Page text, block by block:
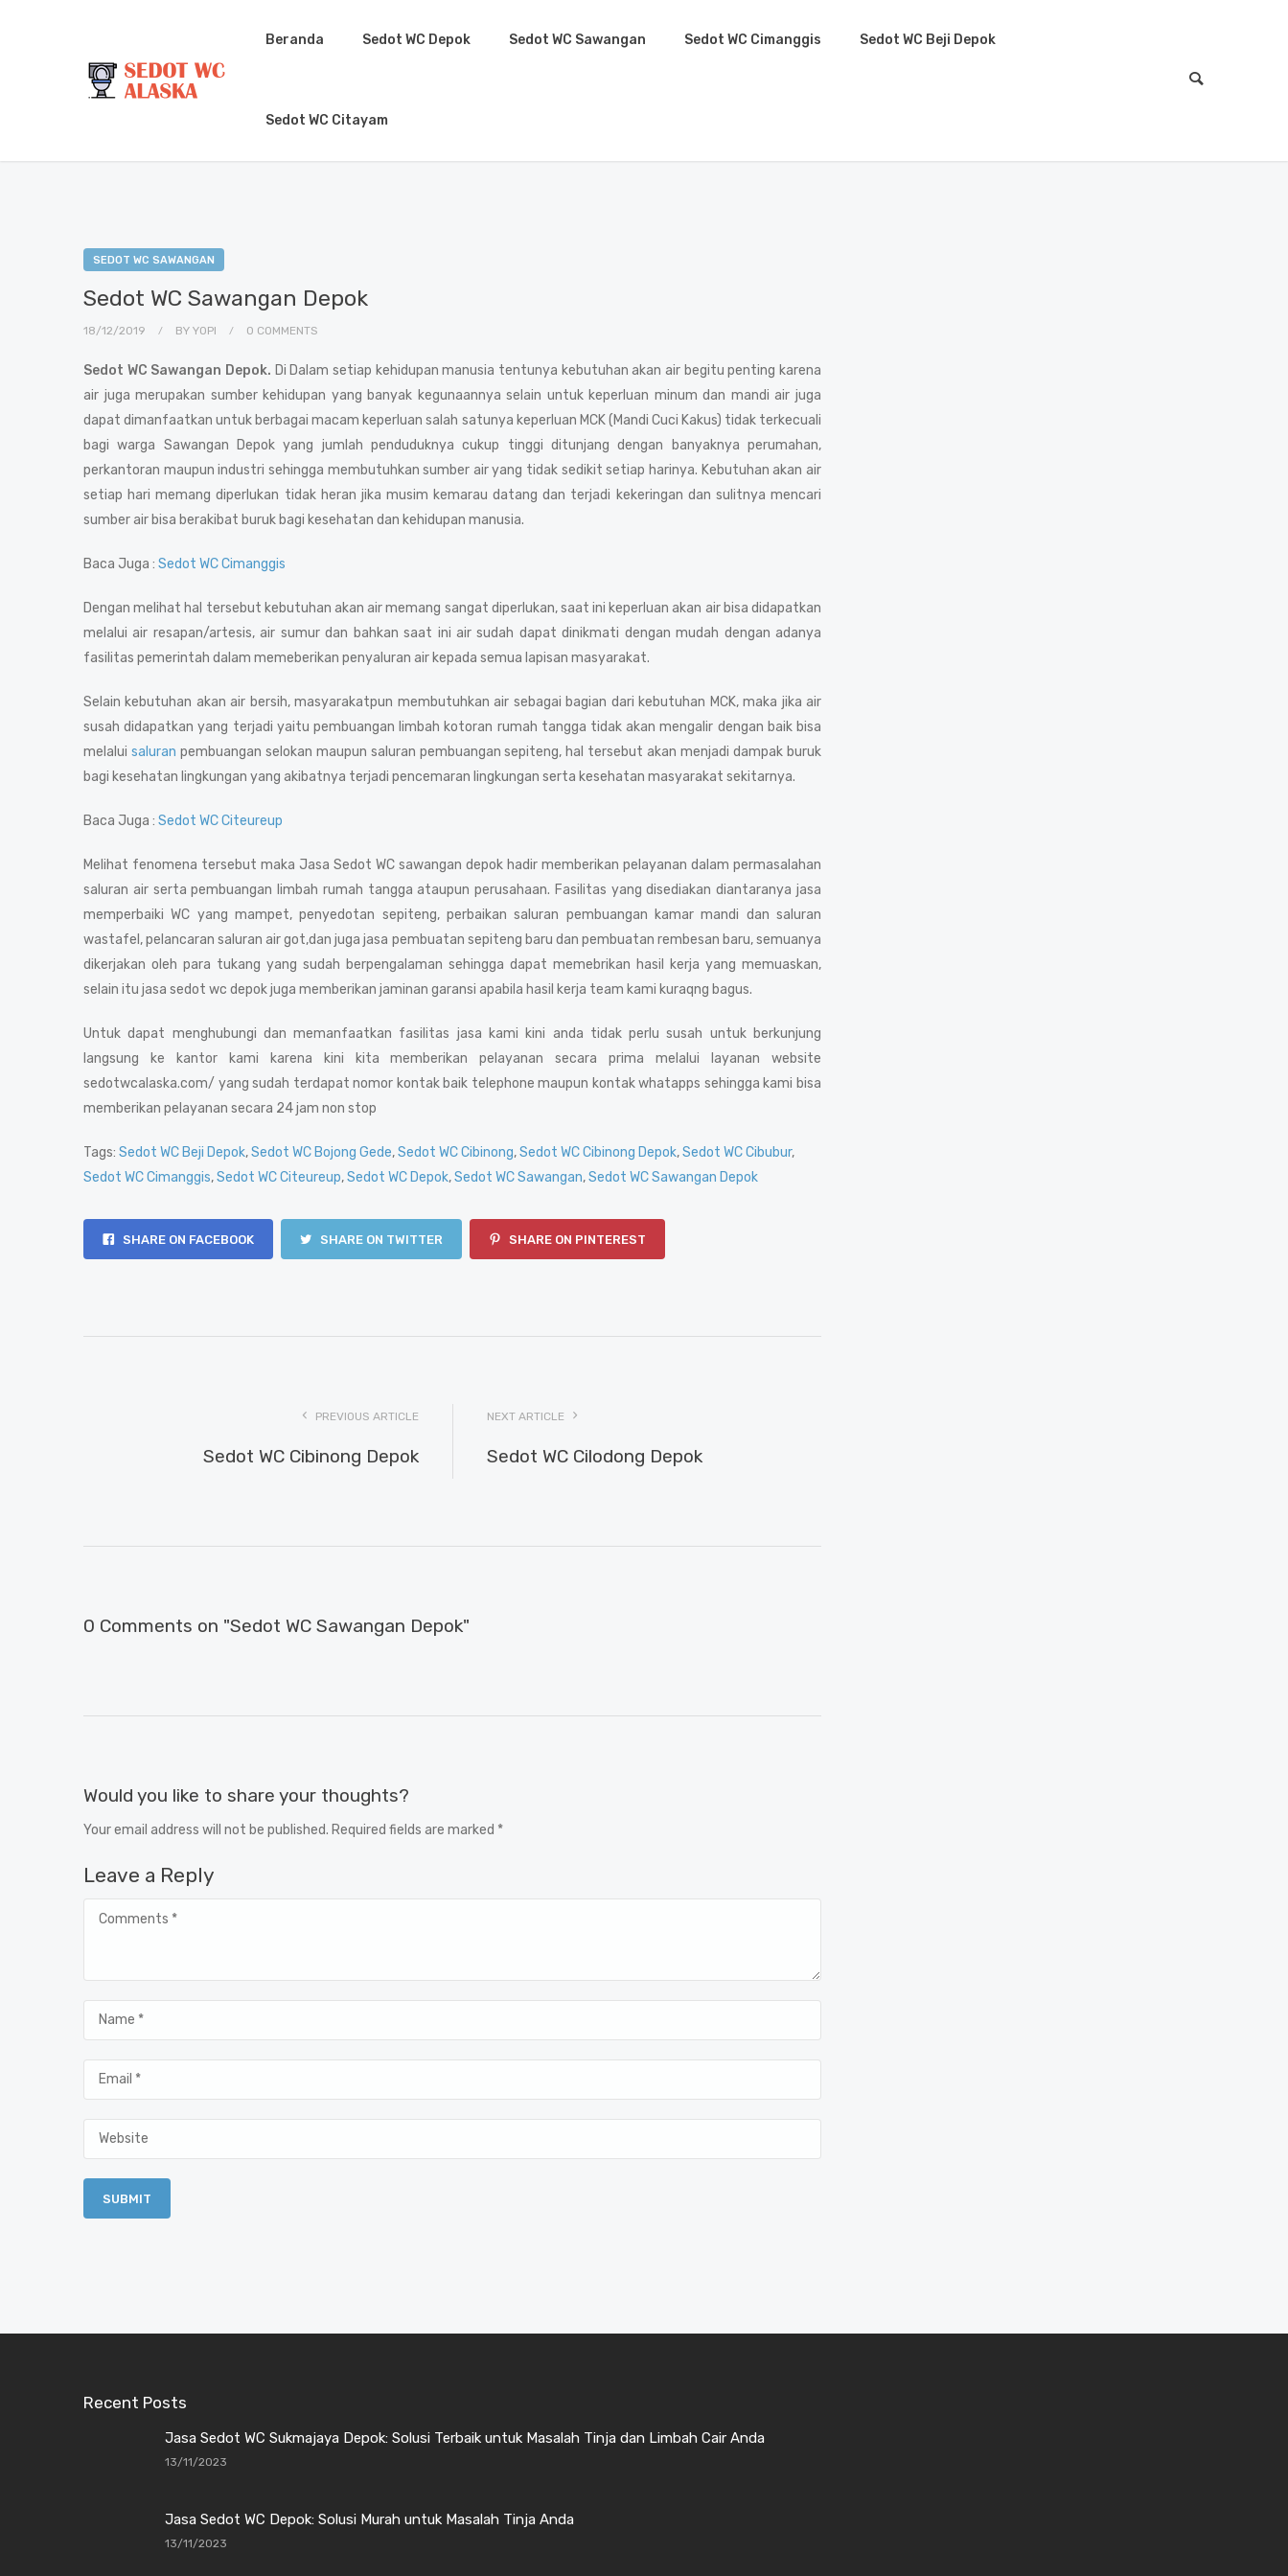
Beranda Sedot WC Depok Sedot WC Sawangan Sedot WC Cimanggis Sedot WC Beji Depok
Sedot WC Citayam
SEDOT WC SAWANGAN
Sedot WC Sawangan Depok
18/12/2019 BY YOPI 0 COMMENTS
Sedot WC Sawangan Depok. Di Dalam setiap kehidupan manusia tentunya kebutuhan akan air begitu penting karena
air juga merupakan sumber kehidupan yang banyak kegunaannya selain untuk keperluan minum dan mandi air juga
dapat dimanfaatkan untuk berbagai macam keperluan salah satunya keperluan MCK (Mandi Cuci Kakus) tidak terkecuali
bagi warga Sawangan Depok yang jumlah penduduknya cukup tinggi ditunjang dengan banyaknya perumahan,
perkantoran maupun industri sehingga membutuhkan sumber air yang tidak sedikit setiap harinya. Kebutuhan akan air
setiap hari memang diperlukan tidak heran jika musim kemarau datang dan terjadi kekeringan dan sulitnya mencari
sumber air bisa berakibat buruk bagi kesehatan dan kehidupan manusia.
Baca Juga : Sedot WC Cimanggis
Dengan melihat hal tersebut kebutuhan akan air memang sangat diperlukan, saat ini keperluan akan air bisa didapatkan
melalui air resapan/artesis, air sumur dan bahkan saat ini air sudah dapat dinikmati dengan mudah dengan adanya
fasilitas pemerintah dalam memeberikan penyaluran air kepada semua lapisan masyarakat.
Selain kebutuhan akan air bersih, masyarakatpun membutuhkan air sebagai bagian dari kebutuhan MCK, maka jika air
susah didapatkan yang terjadi yaitu pembuangan limbah kotoran rumah tangga tidak akan mengalir dengan baik bisa
melalui saluran pembuangan selokan maupun saluran pembuangan sepiteng, hal tersebut akan menjadi dampak buruk
bagi kesehatan lingkungan yang akibatnya terjadi pencemaran lingkungan serta kesehatan masyarakat sekitarnya.
Baca Juga : Sedot WC Citeureup
Melihat fenomena tersebut maka Jasa Sedot WC sawangan depok hadir memberikan pelayanan dalam permasalahan
saluran air serta pembuangan limbah rumah tangga ataupun perusahaan. Fasilitas yang disediakan diantaranya jasa
memperbaiki WC yang mampet, penyedotan sepiteng, perbaikan saluran pembuangan kamar mandi dan saluran
wastafel, pelancaran saluran air got,dan juga jasa pembuatan sepiteng baru dan pembuatan rembesan baru, semuanya
dikerjakan oleh para tukang yang sudah berpengalaman sehingga dapat memebrikan hasil kerja yang memuaskan,
selain itu jasa sedot wc depok juga memberikan jaminan garansi apabila hasil kerja team kami kuraqng bagus.
Untuk dapat menghubungi dan memanfaatkan fasilitas jasa kami kini anda tidak perlu susah untuk berkunjung
langsung ke kantor kami karena kini kita memberikan pelayanan secara prima melalui layanan website
sedotwcalaska.com/ yang sudah terdapat nomor kontak baik telephone maupun kontak whatapps sehingga kami bisa
memberikan pelayanan secara 24 jam non stop
Tags: Sedot WC Beji Depok,Sedot WC Bojong Gede,Sedot WC Cibinong,Sedot WC Cibinong Depok,Sedot WC Cibubur,
Sedot WC Cimanggis,Sedot WC Citeureup,Sedot WC Depok,Sedot WC Sawangan,Sedot WC Sawangan Depok
SHARE ON FACEBOOK SHARE ON TWITTER SHARE ON PINTEREST
PREVIOUS ARTICLE
Sedot WC Cibinong Depok
NEXT ARTICLE
Sedot WC Cilodong Depok
0 Comments on "Sedot WC Sawangan Depok"
Would you like to share your thoughts?
Your email address will not be published. Required fields are marked *
Leave a Reply
Recent Posts
Jasa Sedot WC Sukmajaya Depok: Solusi Terbaik untuk Masalah Tinja dan Limbah Cair Anda
13/11/2023
Jasa Sedot WC Depok: Solusi Murah untuk Masalah Tinja Anda
13/11/2023